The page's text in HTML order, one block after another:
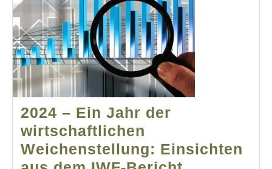
2024 – Ein Jahr der
wirtschaftlichen
Weichenstellung: Einsichten